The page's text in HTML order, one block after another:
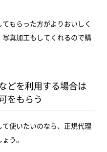
もらった方がよりおいしく
真加工もしてくれるので購
どを利用する場合は
をもらう
使いたいのなら、正規代理
う。